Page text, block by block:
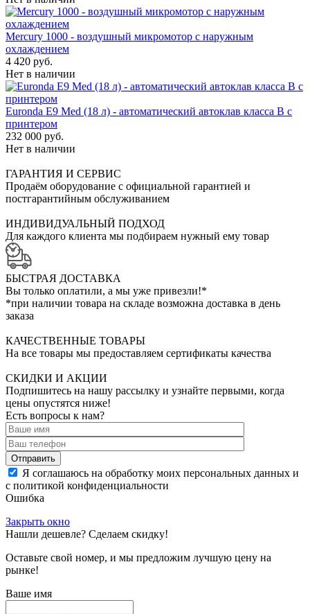
Mercury 1000 - воздушный микромотор с наружным
охлаждением
4 420 руб.
Нет в наличии
Euronda E9 Med (18 л) - автоматический автоклав класса B с
принтером
232 000 руб.
Нет в наличии
ГАРАНТИЯ И СЕРВИС
Продаём оборудование с официальной гарантией и
постгарантийным обслуживанием
ИНДИВИДУАЛЬНЫЙ ПОДХОД
Для каждого клиента мы подбираем нужный ему товар
БЫСТРАЯ ДОСТАВКА
Вы только оплатили, а мы уже привезли!*
*при наличии товара на складе возможна доставка в день
заказа
КАЧЕСТВЕННЫЕ ТОВАРЫ
На все товары мы предоставляем сертификаты качества
СКИДКИ И АКЦИИ
Подпишитесь на нашу рассылку и узнайте первыми, когда
цены опустятся ниже!
Есть вопросы к нам?
Отправить
Я соглашаюсь на обработку моих персональных данных и
с политикой конфиденциальности
Ошибка
Закрыть окно
Нашли дешевле? Сделаем скидку!
Оставьте свой номер, и мы предложим лучшую цену на
рынке!
Ваше имя